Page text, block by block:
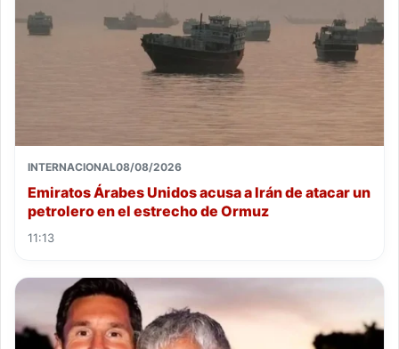
INTERNACIONAL08/08/2026
Emiratos Árabes Unidos acusa a Irán de atacar un
petrolero en el estrecho de Ormuz
11:13